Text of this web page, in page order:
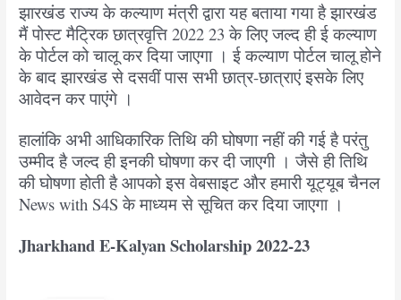
झारखंड राज्य के कल्याण मंत्री द्वारा यह बताया गया है झारखंड
मैं पोस्ट मैट्रिक छात्रवृत्ति 2022 23 के लिए जल्द ही ई कल्याण
के पोर्टल को चालू कर दिया जाएगा । ई कल्याण पोर्टल चालू होने
के बाद झारखंड से दसवीं पास सभी छात्र-छात्राएं इसके लिए
आवेदन कर पाएंगे ।
हालांकि अभी आधिकारिक तिथि की घोषणा नहीं की गई है परंतु
उम्मीद है जल्द ही इनकी घोषणा कर दी जाएगी । जैसे ही तिथि
की घोषणा होती है आपको इस वेबसाइट और हमारी यूट्यूब चैनल
News with S4S के माध्यम से सूचित कर दिया जाएगा ।
Jharkhand E-Kalyan Scholarship 2022-23